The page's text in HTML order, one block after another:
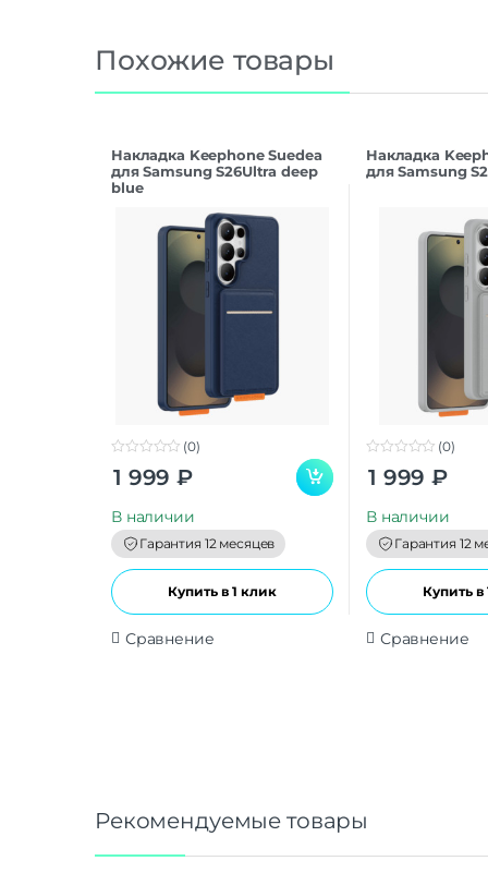
Похожие товары
Накладка Keephone Suedea
для Samsung S26Ultra deep
blue
o
(0)
1 999 ₽
В наличии
Гарантия 12 месяцев
Купить в 1 клик
Сравнение
Накладка
для Samsung
o
(0)
1 999 ₽
В наличии
Гарантия 12
Купить в
Сравнение
Рекомендуемые товары